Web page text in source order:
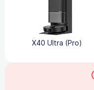
X40 Ultra (Pro)